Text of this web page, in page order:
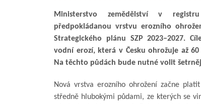
Ministerstvo zemědělství v
předpokládanou vrstvu erozního
Strategického plánu SZP 2023–2027.
vodní erozí, která v Česku ohrožuje až
Na těchto půdách bude nutné volit
Nová vrstva erozního ohrožení začne
středně hlubokými půdami, ze kterých se